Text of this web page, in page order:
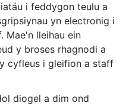
i feddygon teulu a
yn electronig i
Mae'n lleihau ein
y broses rhagnodi a
cyfleus i gleifion a staff
diogel a dim ond